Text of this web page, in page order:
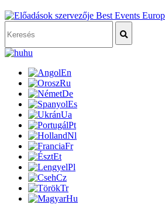
hu
En
Ru
De
Es
Ua
Pt
Nl
Fr
Et
Pl
Cz
Tr
Hu